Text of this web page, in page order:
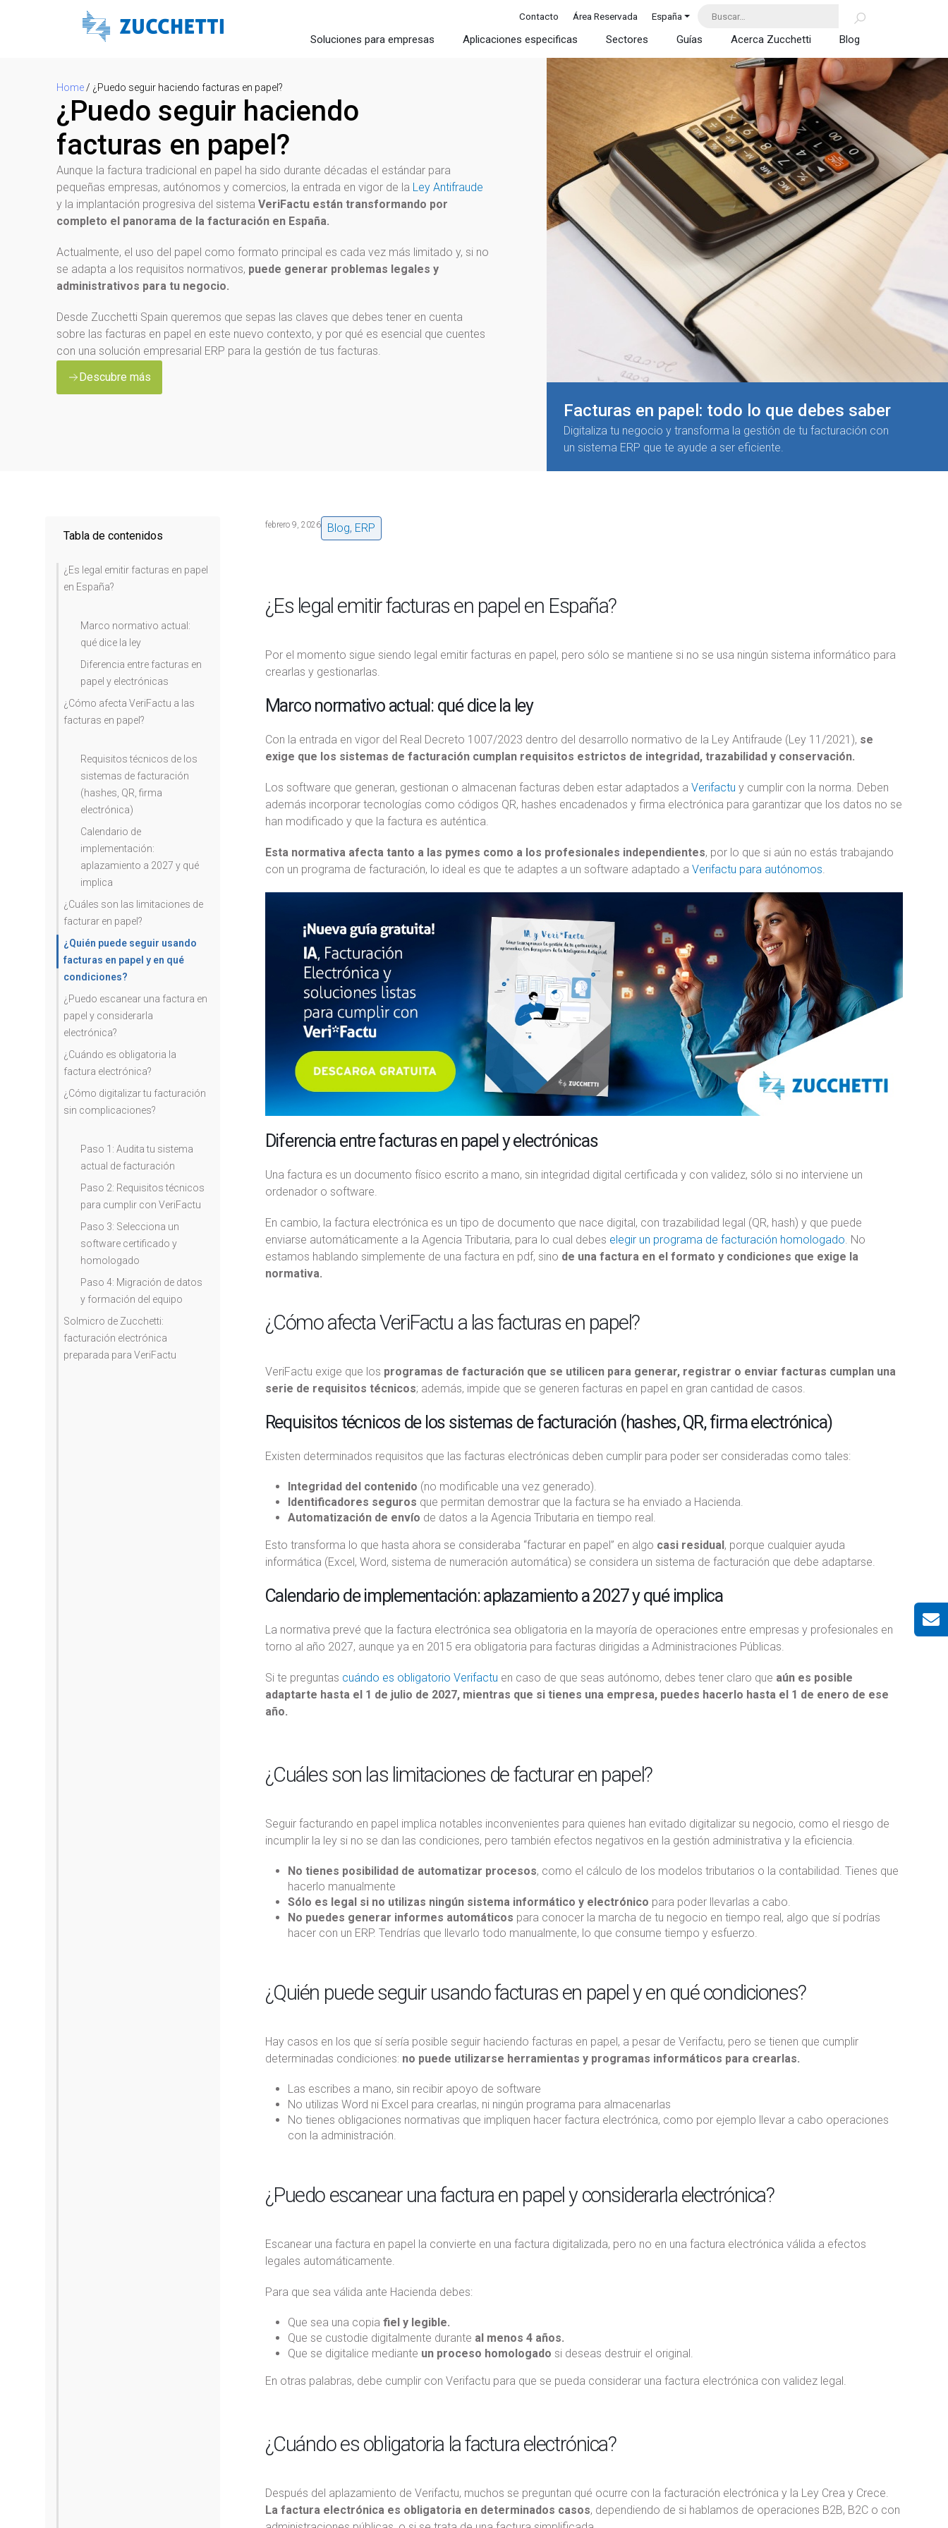
Contacto Área Reservada España
Soluciones para empresas Aplicaciones especificas Sectores Guías Acerca Zucchetti Blog
Home / ¿Puedo seguir haciendo facturas en papel?
¿Puedo seguir haciendo
facturas en papel?
Aunque la factura tradicional en papel ha sido durante décadas el estándar para
pequeñas empresas, autónomos y comercios, la entrada en vigor de la Ley Antifraude
y la implantación progresiva del sistema VeriFactu están transformando por
completo el panorama de la facturación en España.
Actualmente, el uso del papel como formato principal es cada vez más limitado y, si no
se adapta a los requisitos normativos, puede generar problemas legales y
administrativos para tu negocio.
Desde Zucchetti Spain queremos que sepas las claves que debes tener en cuenta
sobre las facturas en papel en este nuevo contexto, y por qué es esencial que cuentes
con una solución empresarial ERP para la gestión de tus facturas.
Descubre más
Facturas en papel: todo lo que debes saber
Digitaliza tu negocio y transforma la gestión de tu facturación con
un sistema ERP que te ayude a ser eficiente.
Tabla de contenidos
¿Es legal emitir facturas en papel
en España?
Marco normativo actual:
qué dice la ley
Diferencia entre facturas en
papel y electrónicas
¿Cómo afecta VeriFactu a las
facturas en papel?
Requisitos técnicos de los
sistemas de facturación
(hashes, QR, firma
electrónica)
Calendario de
implementación:
aplazamiento a 2027 y qué
implica
¿Cuáles son las limitaciones de
facturar en papel?
¿Quién puede seguir usando
facturas en papel y en qué
condiciones?
¿Puedo escanear una factura en
papel y considerarla
electrónica?
¿Cuándo es obligatoria la
factura electrónica?
¿Cómo digitalizar tu facturación
sin complicaciones?
Paso 1: Audita tu sistema
actual de facturación
Paso 2: Requisitos técnicos
para cumplir con VeriFactu
Paso 3: Selecciona un
software certificado y
homologado
Paso 4: Migración de datos
y formación del equipo
Solmicro de Zucchetti:
facturación electrónica
preparada para VeriFactu
febrero 9, 2026 Blog, ERP
¿Es legal emitir facturas en papel en España?
Por el momento sigue siendo legal emitir facturas en papel, pero sólo se mantiene si no se usa ningún sistema informático para
crearlas y gestionarlas.
Marco normativo actual: qué dice la ley
Con la entrada en vigor del Real Decreto 1007/2023 dentro del desarrollo normativo de la Ley Antifraude (Ley 11/2021), se
exige que los sistemas de facturación cumplan requisitos estrictos de integridad, trazabilidad y conservación.
Los software que generan, gestionan o almacenan facturas deben estar adaptados a Verifactu y cumplir con la norma. Deben
además incorporar tecnologías como códigos QR, hashes encadenados y firma electrónica para garantizar que los datos no se
han modificado y que la factura es auténtica.
Esta normativa afecta tanto a las pymes como a los profesionales independientes, por lo que si aún no estás trabajando
con un programa de facturación, lo ideal es que te adaptes a un software adaptado a Verifactu para autónomos.
Diferencia entre facturas en papel y electrónicas
Una factura es un documento físico escrito a mano, sin integridad digital certificada y con validez, sólo si no interviene un
ordenador o software.
En cambio, la factura electrónica es un tipo de documento que nace digital, con trazabilidad legal (QR, hash) y que puede
enviarse automáticamente a la Agencia Tributaria, para lo cual debes elegir un programa de facturación homologado . No
estamos hablando simplemente de una factura en pdf, sino de una factura en el formato y condiciones que exige la
normativa.
¿Cómo afecta VeriFactu a las facturas en papel?
VeriFactu exige que los programas de facturación que se utilicen para generar, registrar o enviar facturas cumplan una
serie de requisitos técnicos; además, impide que se generen facturas en papel en gran cantidad de casos.
Requisitos técnicos de los sistemas de facturación (hashes, QR, firma electrónica)
Existen determinados requisitos que las facturas electrónicas deben cumplir para poder ser consideradas como tales:
Integridad del contenido (no modificable una vez generado).
Identificadores seguros que permitan demostrar que la factura se ha enviado a Hacienda.
Automatización de envío de datos a la Agencia Tributaria en tiempo real.
Esto transforma lo que hasta ahora se consideraba “facturar en papel” en algo casi residual, porque cualquier ayuda
informática (Excel, Word, sistema de numeración automática) se considera un sistema de facturación que debe adaptarse.
Calendario de implementación: aplazamiento a 2027 y qué implica
La normativa prevé que la factura electrónica sea obligatoria en la mayoría de operaciones entre empresas y profesionales en
torno al año 2027, aunque ya en 2015 era obligatoria para facturas dirigidas a Administraciones Públicas.
Si te preguntas cuándo es obligatorio Verifactu en caso de que seas autónomo, debes tener claro que aún es posible
adaptarte hasta el 1 de julio de 2027, mientras que si tienes una empresa, puedes hacerlo hasta el 1 de enero de ese
año.
¿Cuáles son las limitaciones de facturar en papel?
Seguir facturando en papel implica notables inconvenientes para quienes han evitado digitalizar su negocio, como el riesgo de
incumplir la ley si no se dan las condiciones, pero también efectos negativos en la gestión administrativa y la eficiencia.
No tienes posibilidad de automatizar procesos, como el cálculo de los modelos tributarios o la contabilidad. Tienes que
hacerlo manualmente
Sólo es legal si no utilizas ningún sistema informático y electrónico para poder llevarlas a cabo.
No puedes generar informes automáticos para conocer la marcha de tu negocio en tiempo real, algo que sí podrías
hacer con un ERP. Tendrías que llevarlo todo manualmente, lo que consume tiempo y esfuerzo.
¿Quién puede seguir usando facturas en papel y en qué condiciones?
Hay casos en los que sí sería posible seguir haciendo facturas en papel, a pesar de Verifactu, pero se tienen que cumplir
determinadas condiciones: no puede utilizarse herramientas y programas informáticos para crearlas.
Las escribes a mano, sin recibir apoyo de software
No utilizas Word ni Excel para crearlas, ni ningún programa para almacenarlas
No tienes obligaciones normativas que impliquen hacer factura electrónica, como por ejemplo llevar a cabo operaciones
con la administración.
¿Puedo escanear una factura en papel y considerarla electrónica?
Escanear una factura en papel la convierte en una factura digitalizada, pero no en una factura electrónica válida a efectos
legales automáticamente.
Para que sea válida ante Hacienda debes:
Que sea una copia fiel y legible.
Que se custodie digitalmente durante al menos 4 años.
Que se digitalice mediante un proceso homologado si deseas destruir el original.
En otras palabras, debe cumplir con Verifactu para que se pueda considerar una factura electrónica con validez legal.
¿Cuándo es obligatoria la factura electrónica?
Después del aplazamiento de Verifactu, muchos se preguntan qué ocurre con la facturación electrónica y la Ley Crea y Crece.
La factura electrónica es obligatoria en determinados casos, dependiendo de si hablamos de operaciones B2B, B2C o con